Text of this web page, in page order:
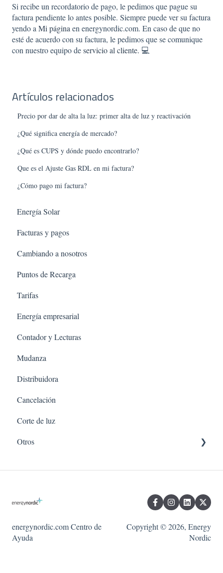
Si recibe un recordatorio de pago, le pedimos que pague su
factura pendiente lo antes posible. Siempre puede ver su factura
yendo a Mi página en energynordic.com. En caso de que no
esté de acuerdo con su factura, le pedimos que se comunique
con nuestro equipo deservicio al cliente. 💻
Artículos relacionados
Precio por dar de alta la luz: primer alta de luz y reactivación
¿Qué significa energía de mercado?
¿Qué es CUPS y dónde puedo encontrarlo?
Que es el Ajuste Gas RDL en mi factura?
¿Cómo pago mi factura?
Energía Solar
Facturas y pagos
Cambiando a nosotros
Puntos de Recarga
Tarifas
Energía empresarial
Contador y Lecturas
Mudanza
Distribuidora
Cancelación
Corte de luz
Otros
energynordic.com Centro de
Ayuda
Copyright © 2026, Energy
Nordic